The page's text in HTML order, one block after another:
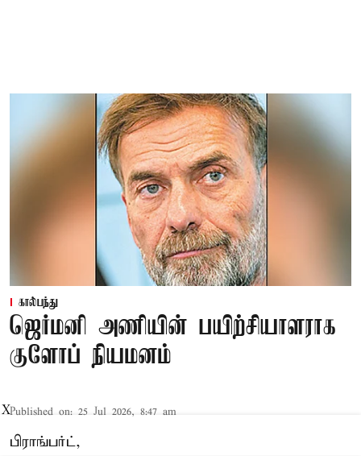
கால்பந்து
ஜெர்மனி அணியின் பயிற்சியாளராக
குளோப் நியமனம்
Published on: 25 Jul 2026, 8:47 am
பிராங்பர்ட்,
X